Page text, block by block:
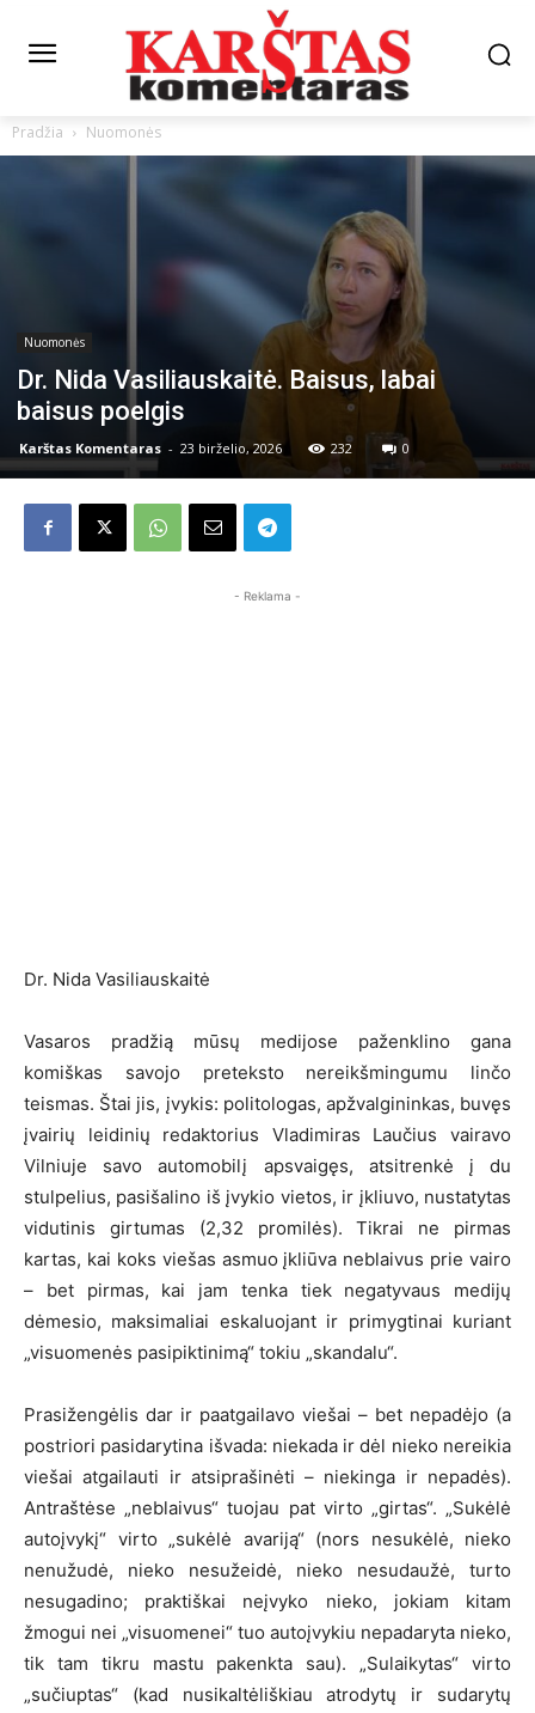
Pradžia Nuomonės
Nuomonės
Dr. Nida Vasiliauskaitė. Baisus, labai
baisus poelgis
Karštas Komentaras - 23 birželio, 2026 232 0
- Reklama -
Dr. Nida Vasiliauskaitė
Vasaros pradžią mūsų medijose paženklino gana
komiškas savojo preteksto nereikšmingumu linčo
teismas. Štai jis, įvykis: politologas, apžvalgininkas, buvęs
įvairių leidinių redaktorius Vladimiras Laučius vairavo
Vilniuje savo automobilį apsvaigęs, atsitrenkė į du
stulpelius, pasišalino iš įvykio vietos, ir įkliuvo, nustatytas
vidutinis girtumas (2,32 promilės). Tikrai ne pirmas
kartas, kai koks viešas asmuo įkliūva neblaivus prie vairo
– bet pirmas, kai jam tenka tiek negatyvaus medijų
dėmesio, maksimaliai eskaluojant ir primygtinai kuriant
„visuomenės pasipiktinimą“ tokiu „skandalu“.
Prasižengėlis dar ir paatgailavo viešai – bet nepadėjo (a
postriori pasidarytina išvada: niekada ir dėl nieko nereikia
viešai atgailauti ir atsiprašinėti – niekinga ir nepadės).
Antraštėse „neblaivus“ tuojau pat virto „girtas“. „Sukėlė
autoįvykį“ virto „sukėlė avariją“ (nors nesukėlė, nieko
nenužudė, nieko nesužeidė, nieko nesudaužė, turto
nesugadino; praktiškai neįvyko nieko, jokiam kitam
žmogui nei „visuomenei“ tuo autoįvykiu nepadaryta nieko,
tik tam tikru mastu pakenkta sau). „Sulaikytas“ virto
„sučiuptas“ (kad nusikaltėliškiau atrodytų ir sudarytų